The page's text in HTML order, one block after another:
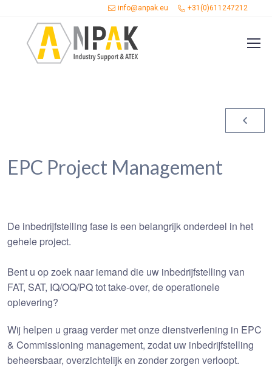
info@anpak.eu +31(0)611247212
EPC Project Management
De inbedrijfstelling fase is een belangrijk onderdeel in het
gehele project.
Bent u op zoek naar iemand die uw inbedrijfstelling van
FAT, SAT, IQ/OQ/PQ tot take-over, de operationele
oplevering?
Wij helpen u graag verder met onze dienstverlening in EPC
& Commissioning management, zodat uw inbedrijfstelling
beheersbaar, overzichtelijk en zonder zorgen verloopt.